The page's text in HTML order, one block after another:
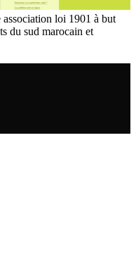
loi 1901 à but
du sud marocain et